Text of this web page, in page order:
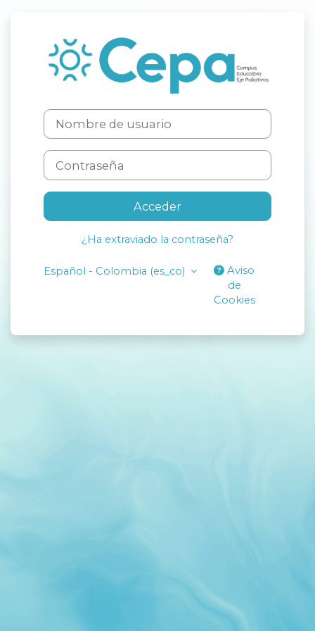
Entrar a
Nombre de usuario
Contraseña
Acceder
¿Ha extraviado la contraseña?
Español - Colombia ‎(es_co)‎
Aviso
de
Cookies